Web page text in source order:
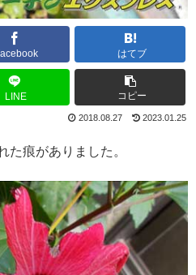
はてブ
LINE コピー
2018.08.27 2023.01.25
た痕がありました。